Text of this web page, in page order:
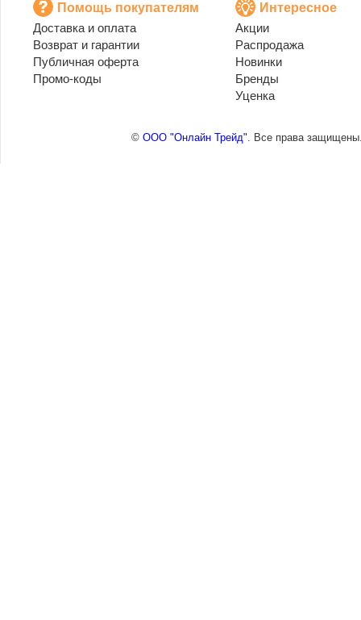
Помощь покупателям
Доставка и оплата
Возврат и гарантии
Публичная оферта
Промо-коды
Интересное
Акции
Распродажа
Новинки
Бренды
Уценка
© ООО "Онлайн Трейд". Все права